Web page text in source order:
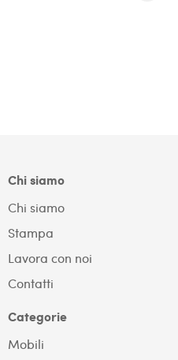
Chi siamo
Chi siamo
Stampa
Lavora con noi
Contatti
Categorie
Mobili